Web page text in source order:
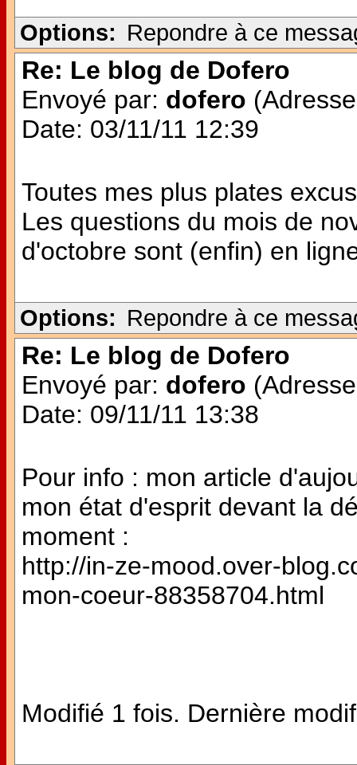
Options: Repondre à ce
Re: Le blog de Dofero
Envoyé par: dofero
Date: 03/11/11 12:39
Toutes mes plus plates
Les questions du mois de
d'octobre sont (enfin) en
Options: Repondre à ce
Re: Le blog de Dofero
Envoyé par: dofero
Date: 09/11/11 13:38
Pour info : mon article
mon état d'esprit devant la
moment :
http://in-ze-mood.over-
mon-coeur-88358704.html
Modifié 1 fois. Dernière